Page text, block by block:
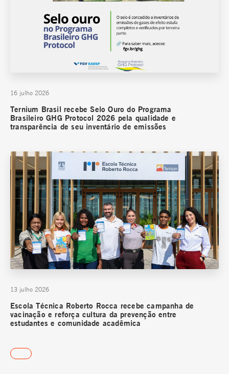
16 julho 2026
Ternium Brasil recebe Selo Ouro do Programa
Brasileiro GHG Protocol 2026 pela qualidade e
transparência de seu inventário de emissões
13 julho 2026
Escola Técnica Roberto Rocca recebe campanha de
vacinação e reforça cultura da prevenção entre
estudantes e comunidade acadêmica